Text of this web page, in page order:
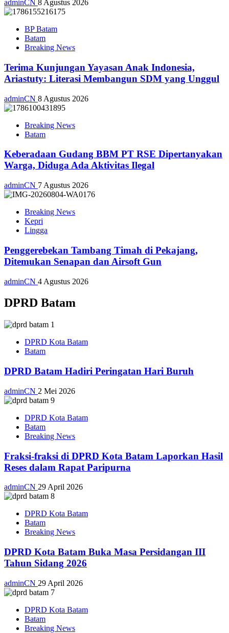
adminCN 8 Agustus 2026
BP Batam
Batam
Breaking News
Terima Kunjungan Yayasan Anak Indonesia,
Ariastuty: Literasi Membangun SDM yang Unggul
adminCN 8 Agustus 2026
Breaking News
Batam
Keberadaan Gudang BBM PT RSE Dipertanyakan
Warga, Diduga Ada Aktivitas Ilegal
adminCN 7 Agustus 2026
Breaking News
Kepri
Lingga
Penggerebekan Tambang Timah di Pekajang,
Ditemukan Senapan dan Airsoft Gun
adminCN 4 Agustus 2026
DPRD Batam
DPRD Kota Batam
Batam
DPRD Batam Hadiri Peringatan Hari Buruh
adminCN 2 Mei 2026
DPRD Kota Batam
Batam
Breaking News
Fraksi-fraksi di DPRD Kota Batam Laporkan Hasil
Reses dalam Rapat Paripurna
adminCN 29 April 2026
DPRD Kota Batam
Batam
Breaking News
DPRD Kota Batam Buka Masa Persidangan III
Tahun Sidang 2026
adminCN 29 April 2026
DPRD Kota Batam
Batam
Breaking News